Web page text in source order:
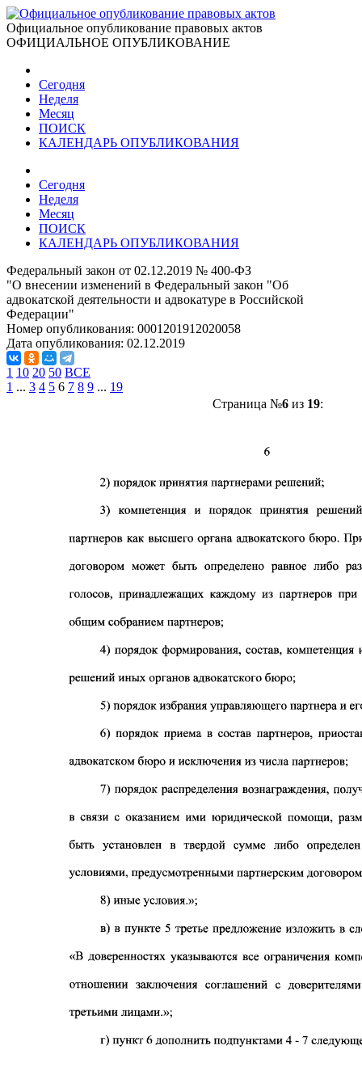
Официальное опубликование правовых актов
ОФИЦИАЛЬНОЕ ОПУБЛИКОВАНИЕ
Сегодня
Неделя
Месяц
ПОИСК
КАЛЕНДАРЬ ОПУБЛИКОВАНИЯ
Сегодня
Неделя
Месяц
ПОИСК
КАЛЕНДАРЬ ОПУБЛИКОВАНИЯ
Федеральный закон от 02.12.2019 № 400-ФЗ
"О внесении изменений в Федеральный закон "Об
адвокатской деятельности и адвокатуре в Российской
Федерации"
Номер опубликования: 0001201912020058
Дата опубликования: 02.12.2019
1 10 20 50 ВСЕ
1 ... 3 4 5 6 7 8 9 ... 19
Страница №6из 19: